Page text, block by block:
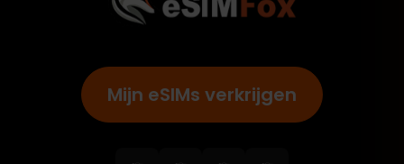
Mijn eSIMs verkrijgen